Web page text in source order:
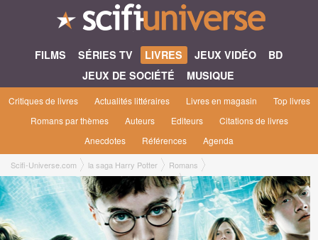
FILMS SÉRIES TV LIVRES JEUX VIDÉO
BD
JEUX DE SOCIÉTÉ
MUSIQUE
Critiques de livres Actualités littéraires Livres en magasin
Top livres
Romans par thèmes
Auteurs Editeurs
Citations de livres
Anecdotes
Références Agenda
Scifi-Universe.com la saga Harry Potter
Romans
Harry Potter et les Reliques de la Mort #7 [2007]